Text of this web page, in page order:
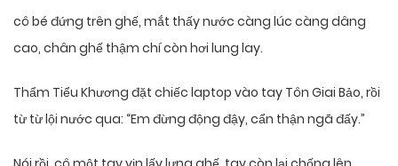
cô bé đứng trên ghế, mắt thấy nước càng lúc càng dâng
cao, chân ghế thậm chí còn hơi lung lay.
Thẩm Tiểu Khương đặt chiếc laptop vào tay Tôn Giai Bảo, rồi
từ từ lội nước qua: “Em đừng động đậy, cẩn thận ngã đấy.”